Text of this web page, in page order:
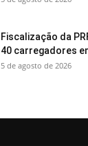
Fiscalização da
40 carregadores
5 de agosto de 2026